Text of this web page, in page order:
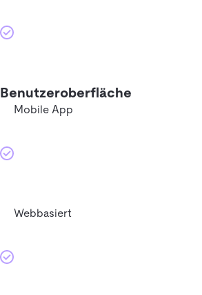
Benutzeroberfläche
Mobile App
Webbasiert